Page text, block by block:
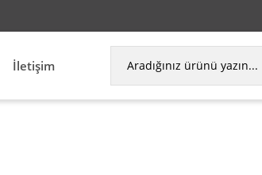
İletişim